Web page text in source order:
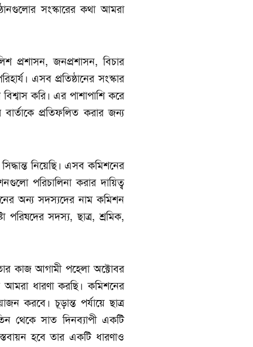
সংস্কারের কথা আমরা
প্রশাসন, জনপ্রশাসন, বিচার
এসব প্রতিষ্ঠানের সংস্কার
করি। এর পাশাপাশি করে
প্রতিফলিত করার জন্য
নিয়েছি। এসব কমিশনের
পরিচালিনা করার দায়িত্ব
অন্য সদস্যদের নাম কমিশন
সদস্য, ছাত্র, শ্রমিক,
কাজ আগামী পহেলা অক্টোবর
ধারণা করছি। কমিশনের
করবে। চূড়ান্ত পর্যায়ে ছাত্র
থেকে সাত দিনব্যাপী একটি
হবে তার একটি ধারণাও